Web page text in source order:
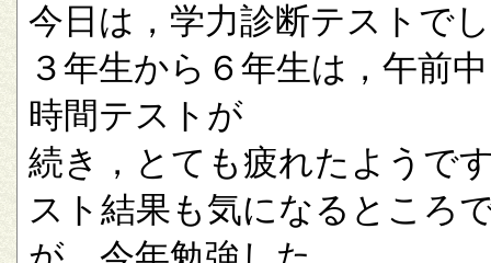
今日は，学力診断テストで
３年生から６年生は，午前
時間テストが
続き，とても疲れたようで
スト結果も気になるところ